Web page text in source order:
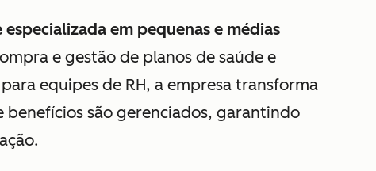
em pequenas e médias
e gestão de planos de saúde e
equipes de RH, a empresa transforma
benefícios são gerenciados, garantindo